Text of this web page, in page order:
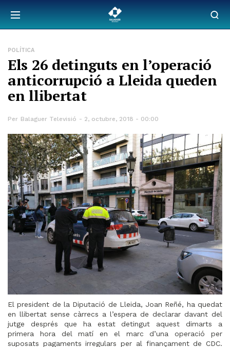
POLÍTICA
Els 26 detinguts en l’operació
anticorrupció a Lleida queden
en llibertat
Per Balaguer Televisió 2, octubre, 2018 - 00:00
El president de la Diputació de Lleida, Joan Reñé, ha quedat
en llibertat sense càrrecs a l’espera de declarar davant del
jutge després que ha estat detingut aquest dimarts a
primera hora del matí en el marc d’una operació per
suposats pagaments irregulars per al finançament de CDC.